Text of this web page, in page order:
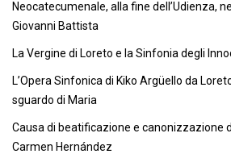
Neocatecumenale, alla fine dell’Udienza,
Giovanni Battista
La Vergine di Loreto e la Sinfonia degli
L’Opera Sinfonica di Kiko Argüello da
sguardo di Maria
Causa di beatificazione e canonizzazione
Carmen Hernández